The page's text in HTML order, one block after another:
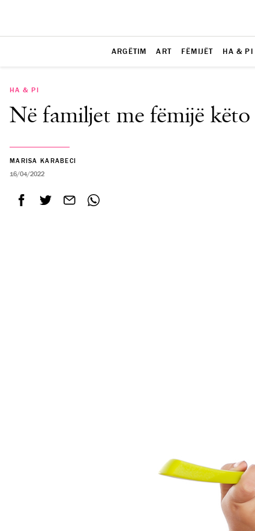
ARGËTIM ART FËMIJËT HA & PI
HA & PI
Në familjet me fëmijë
MARISA KARABECI
16/04/2022